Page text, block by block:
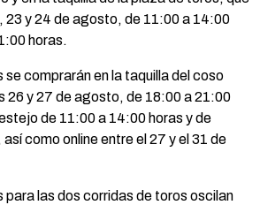
23 y 24 de agosto, de 11:00 a 14:00
horas.
comprarán en la taquilla del coso
26 y 27 de agosto, de 18:00 a 21:00
de 11:00 a 14:00 horas y de
como online entre el 27 y el 31 de
para las dos corridas de toros oscilan